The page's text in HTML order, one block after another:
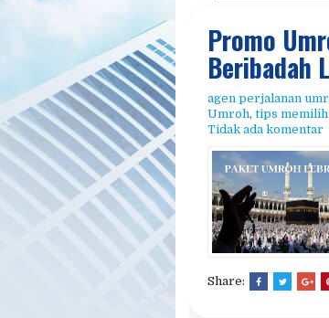
Promo
Beribadah
agen perjalanan
Umroh, tips
Tidak ada komentar
Share: